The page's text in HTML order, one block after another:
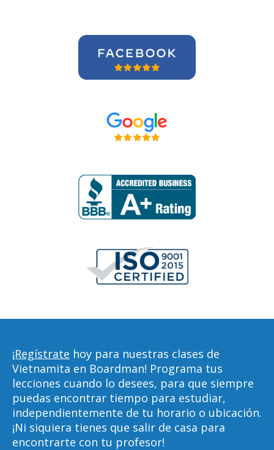
¡Regístrate hoy para nuestras clases de
Vietnamita en Boardman! Programa tus
lecciones cuando lo desees, para que siempre
puedas encontrar tiempo para estudiar,
independientemente de tu horario o ubicación.
¡Ni siquiera tienes que salir de casa para
encontrarte con tu profesor!